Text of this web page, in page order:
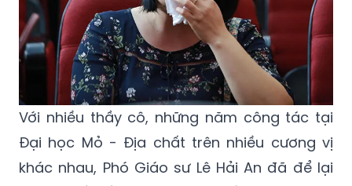
Với nhiều thầy cô, những năm công tác tại